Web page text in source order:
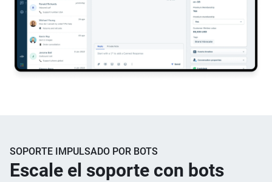
SOPORTE IMPULSADO POR BOTS
Escale el soporte con bots